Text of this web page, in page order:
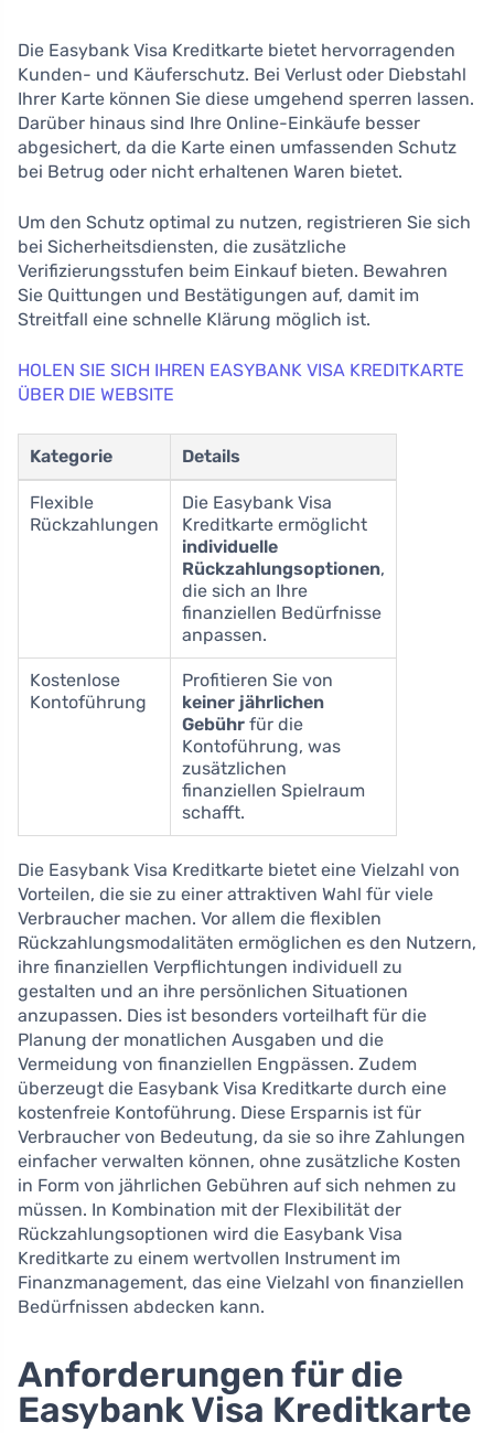
Die Easybank Visa Kreditkarte bietet hervorragenden
Kunden- und Käuferschutz. Bei Verlust oder Diebstahl
Ihrer Karte können Sie diese umgehend sperren lassen.
Darüber hinaus sind Ihre Online-Einkäufe besser
abgesichert, da die Karte einen umfassenden Schutz
bei Betrug oder nicht erhaltenen Waren bietet.
Um den Schutz optimal zu nutzen, registrieren Sie sich
bei Sicherheitsdiensten, die zusätzliche
Verifizierungsstufen beim Einkauf bieten. Bewahren
Sie Quittungen und Bestätigungen auf, damit im
Streitfall eine schnelle Klärung möglich ist.
HOLEN SIE SICH IHREN EASYBANK VISA KREDITKARTE
ÜBER DIE WEBSITE
Kategorie Details
Flexible
Rückzahlungen
Die Easybank Visa
Kreditkarte ermöglicht
individuelle
Rückzahlungsoptionen,
die sich an Ihre
finanziellen Bedürfnisse
anpassen.
Kostenlose
Kontoführung
Profitieren Sie von
keiner jährlichen
Gebühr für die
Kontoführung, was
zusätzlichen
finanziellen Spielraum
schafft.
Die Easybank Visa Kreditkarte bietet eine Vielzahl von
Vorteilen, die sie zu einer attraktiven Wahl für viele
Verbraucher machen. Vor allem die flexiblen
Rückzahlungsmodalitäten ermöglichen es den Nutzern,
ihre finanziellen Verpflichtungen individuell zu
gestalten und an ihre persönlichen Situationen
anzupassen. Dies ist besonders vorteilhaft für die
Planung der monatlichen Ausgaben und die
Vermeidung von finanziellen Engpässen. Zudem
überzeugt die Easybank Visa Kreditkarte durch eine
kostenfreie Kontoführung. Diese Ersparnis ist für
Verbraucher von Bedeutung, da sie so ihre Zahlungen
einfacher verwalten können, ohne zusätzliche Kosten
in Form von jährlichen Gebühren auf sich nehmen zu
müssen. In Kombination mit der Flexibilität der
Rückzahlungsoptionen wird die Easybank Visa
Kreditkarte zu einem wertvollen Instrument im
Finanzmanagement, das eine Vielzahl von finanziellen
Bedürfnissen abdecken kann.
Anforderungen für die
Easybank Visa Kreditkarte